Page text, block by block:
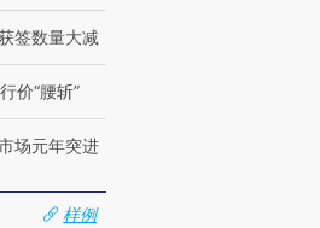
签数量大减
价“腰斩”
场元年突进
样例